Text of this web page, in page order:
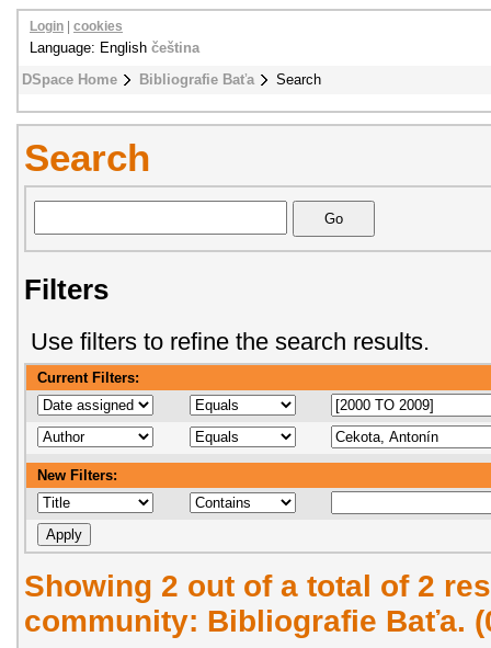
DSpace Home Bibliografie Baťa Search
Login cookies
Language: English čeština
Search
Filters
Use filters to refine the search results.
Current Filters:
New Filters:
Showing 2 out of a total of 2
community: Bibliografie Baťa.